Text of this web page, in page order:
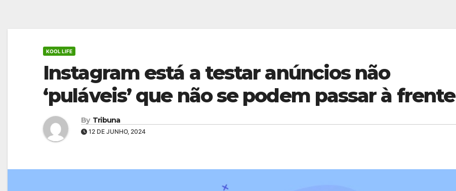
KOOL LIFE
Instagram está a testar anúncios não
‘puláveis’ que não se podem passar à frente
By Tribuna
12 DE JUNHO, 2024